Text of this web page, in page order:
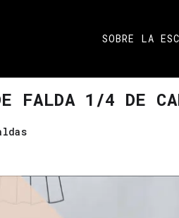
SOBRE LA
FALDA 1/4 DE